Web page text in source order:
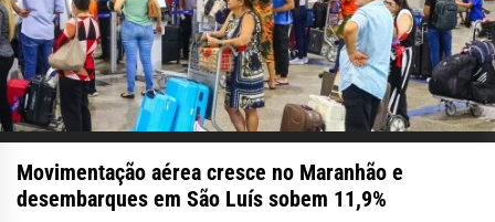
Movimentação aérea cresce no Maranhão e
desembarques em São Luís sobem 11,9%